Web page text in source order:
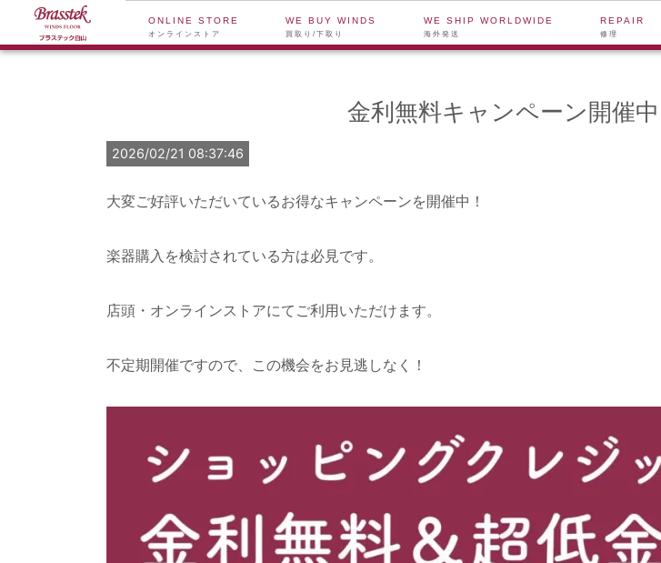
ONLINE STORE
オンラインストア
WE BUY WINDS
買取り/下取り
WE SHIP WORLDWIDE
海外発送
REPAIR
修理
金利無料キャンペーン開催中
2026/02/21 08:37:46
大変ご好評いただいているお得なキャンペーンを開催中！
楽器購入を検討されている方は必見です。
店頭・オンラインストアにてご利用いただけます。
不定期開催ですので、この機会をお見逃しなく！